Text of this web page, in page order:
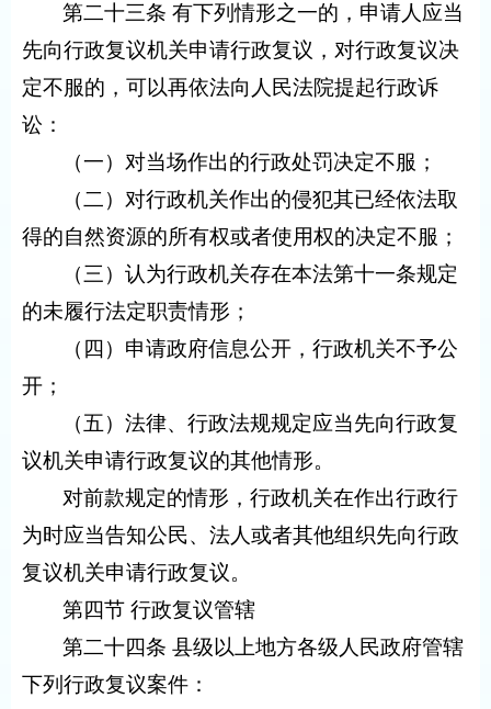
第二十三条 有下列情形之一的，申请人应当
先向行政复议机关申请行政复议，对行政复议决
定不服的，可以再依法向人民法院提起行政诉
讼：
（一）对当场作出的行政处罚决定不服；
（二）对行政机关作出的侵犯其已经依法取
得的自然资源的所有权或者使用权的决定不服；
（三）认为行政机关存在本法第十一条规定
的未履行法定职责情形；
（四）申请政府信息公开，行政机关不予公
开；
（五）法律、行政法规规定应当先向行政复
议机关申请行政复议的其他情形。
对前款规定的情形，行政机关在作出行政行
为时应当告知公民、法人或者其他组织先向行政
复议机关申请行政复议。
第四节 行政复议管辖
第二十四条 县级以上地方各级人民政府管辖
下列行政复议案件：